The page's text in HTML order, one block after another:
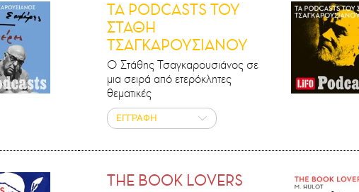
ΤΑ PODCASTS ΤΟΥ
ΣΤΑΘΗ
ΤΣΑΓΚΑΡΟΥΣΙΑΝΟΥ
Ο Στάθης Τσαγκαρουσιάνος σε
μια σειρά από ετερόκλητες
θεματικές
ΕΓΓΡΑΦΗ
THE BOOK LOVERS